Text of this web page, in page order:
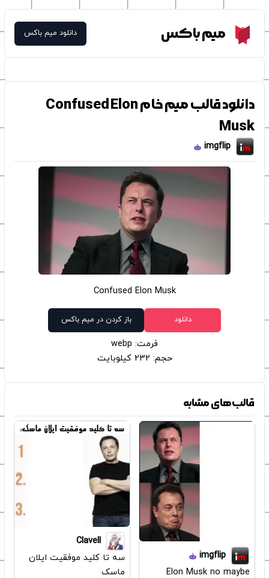
Meme Boxمیم باکس دانلود میم باکس
دانلود قالب میم خام Confused Elon
Musk
imgflip
Confused Elon Musk
دانلود باز کردن در میم باکس
فرمت: webp
حجم: 232 کیلوبایت
قالب‌های مشابه
imgflip
Elon Musk no maybe
Clavell
سه تا کلید موفقیت ایلان
ماسک